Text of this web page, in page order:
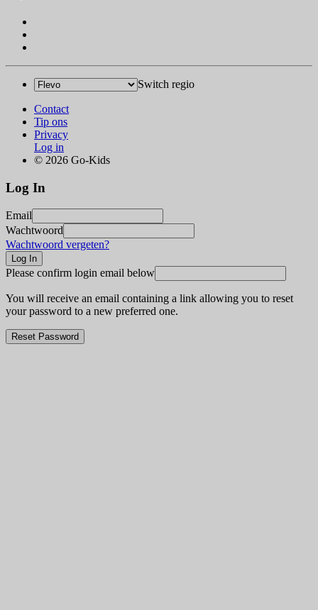
Switch regio
Contact
Tip ons
Privacy
Log in
© 2026 Go-Kids
Log In
Email
Wachtwoord
Wachtwoord vergeten?
Please confirm login email below
You will receive an email containing a link allowing you to reset
your password to a new preferred one.